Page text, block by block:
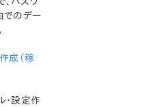
for Windows ク
スタートガイド
ートガイド
でのデー
成（稼
・設定作